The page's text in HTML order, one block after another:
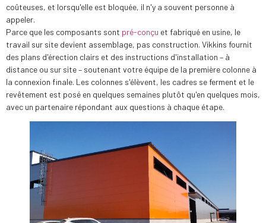
coûteuses, et lorsqu'elle est bloquée, il n'y a souvent personne à
appeler.
Parce que les composants sont pré-conçu et fabriqué en usine, le
travail sur site devient assemblage, pas construction. Vikkins fournit
des plans d'érection clairs et des instructions d'installation – à
distance ou sur site – soutenant votre équipe de la première colonne à
la connexion finale. Les colonnes s'élèvent, les cadres se ferment et le
revêtement est posé en quelques semaines plutôt qu'en quelques mois,
avec un partenaire répondant aux questions à chaque étape.